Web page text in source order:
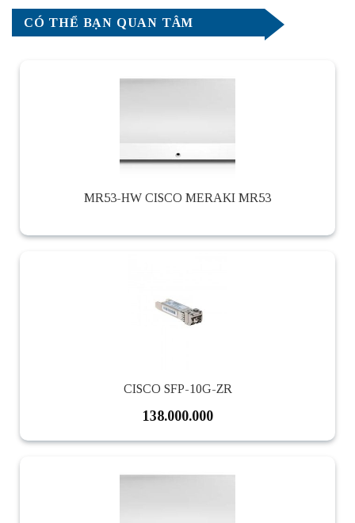
CÓ THỂ BẠN QUAN TÂM
MR53-HW CISCO MERAKI MR53
CISCO SFP-10G-ZR
138.000.000